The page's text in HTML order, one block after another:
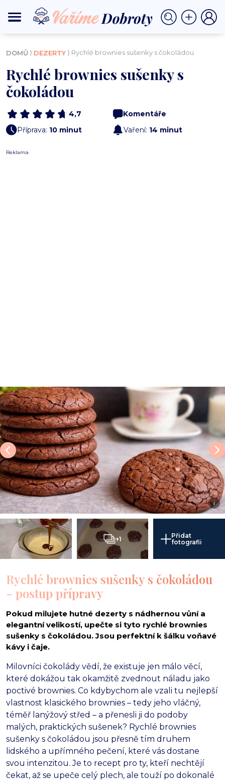
DOMŮ ⟩ DEZERTY ⟩ Rychlé brownies sušenky s čokoládou
Rychlé brownies sušenky s
čokoládou
4,7
Komentáře
Příprava: 10 minut Vaření: 14 minut
Reklama
i
+1
Přidat
fotografii
Rychlé brownies sušenky s čokoládou
- postup přípravy
Pokud milujete hutné dezerty s nádhernou vůní a
elegantní velikostí, upečte si tyto rychlé brownies
sušenky s čokoládou. Jsou perfektní k šálku voňavé
kávy i čaje.
Milovníci čokolády vědí, že existuje jen málo věcí,
které dokážou tak okamžitě zvednout náladu jako
poctivé brownies. Co kdybychom ale vzali tu nejlepší
vlastnost klasického brownies – tedy jeho vláčný,
téměř lanýžový střed – a přenesli ji do podoby
malých, praktických sušenek? Rychlé brownies
sušenky s čokoládou jsou přesně tím druhem
lidského a upřímného pečení, které vás dostane
svou intenzitou. Je to recept pro ty, kteří nechtějí
čekat, až se upeče celý plech, ale touží po dokonalé